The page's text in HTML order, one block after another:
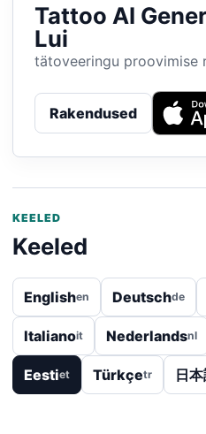
Tattoo AI
Lui
tätoveeringu proovimise
Rakendused
KEELED
Keeled
Englishen Deutschde
Italianoit Nederlandsnl
Eestiet Türkçetr 日